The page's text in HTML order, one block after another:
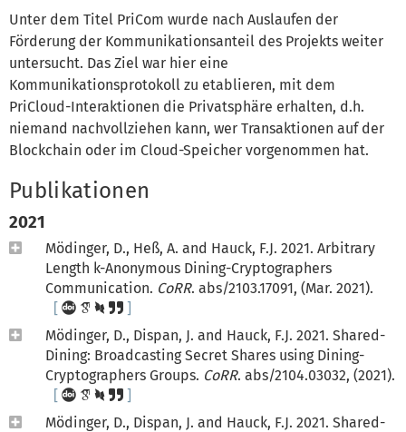
Unter dem Titel PriCom wurde nach Auslaufen der
Förderung der Kommunikationsanteil des Projekts weiter
untersucht. Das Ziel war hier eine
Kommunikationsprotokoll zu etablieren, mit dem
PriCloud-Interaktionen die Privatsphäre erhalten, d.h.
niemand nachvollziehen kann, wer Transaktionen auf der
Blockchain oder im Cloud-Speicher vorgenommen hat.
Publikationen
2021
Mödinger, D., Heß, A. and Hauck, F.J. 2021. Arbitrary
Length k-Anonymous Dining-Cryptographers
Communication. CoRR. abs/2103.17091, (Mar. 2021).
Mödinger, D., Dispan, J. and Hauck, F.J. 2021. Shared-
Dining: Broadcasting Secret Shares using Dining-
Cryptographers Groups. CoRR. abs/2104.03032, (2021).
Mödinger, D., Dispan, J. and Hauck, F.J. 2021. Shared-